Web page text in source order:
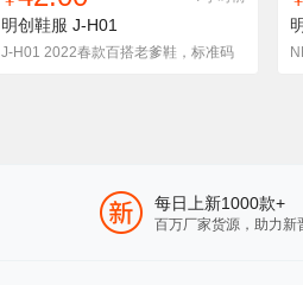
明创鞋服 J-H01
J-H01 2022春款百搭老爹鞋，标准码
每日上新1000款+
百万厂家货源，助力新